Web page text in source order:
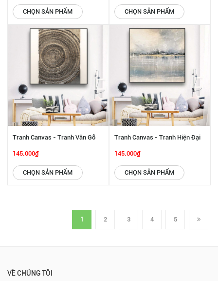
CHỌN SẢN PHẨM CHỌN SẢN PHẨM
Tranh Canvas - Tranh Vân Gỗ
Hiện Đại SGP 2332224
145.000₫
CHỌN SẢN PHẨM
Tranh Canvas - Tranh Hiện Đại
SGP 2332223
145.000₫
CHỌN SẢN PHẨM
1 2 3 4 5
VỀ CHÚNG TÔI